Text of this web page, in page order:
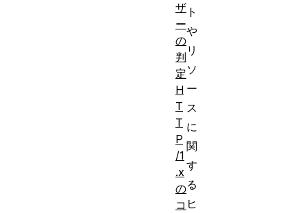
ト
や
リ
ソ
ー
ス
に
関
す
る
ヒ
ザ
ー
の
判
定
H
T
T
P
/1
.x
の
コ